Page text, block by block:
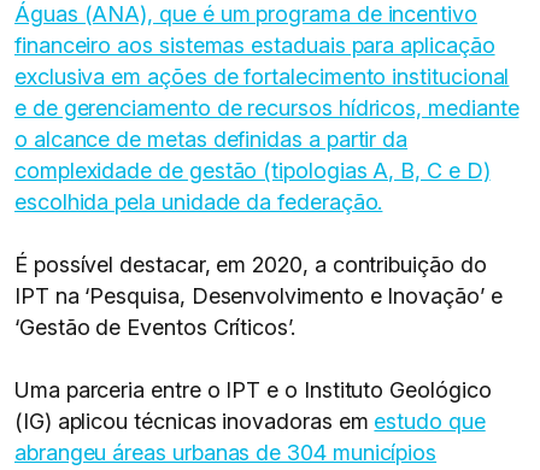
Águas (ANA), que é um programa de incentivo
financeiro aos sistemas estaduais para aplicação
exclusiva em ações de fortalecimento institucional
e de gerenciamento de recursos hídricos, mediante
o alcance de metas definidas a partir da
complexidade de gestão (tipologias A, B, C e D)
escolhida pela unidade da federação.
É possível destacar, em 2020, a contribuição do
IPT na ‘Pesquisa, Desenvolvimento e Inovação’ e
‘Gestão de Eventos Críticos’.
Uma parceria entre o IPT e o Instituto Geológico
(IG) aplicou técnicas inovadoras em estudo que
abrangeu áreas urbanas de 304 municípios